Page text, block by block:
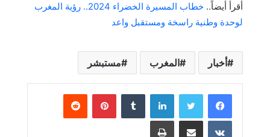
أقرأ أيضاً..
خطاب المسيرة الخضراء 2024.. رؤية المغرب
لوحدة وطنية راسخة ومستقبل واعد
أخبار المغرب مستبشر
لينكدإن بينتيريست
مشاركة عبر البريد طباعة